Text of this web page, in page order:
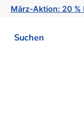
März-Aktion: 20 %
Suchen